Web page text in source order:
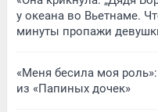
у океана во Вьетнаме.
минуты пропажи
«Меня бесила моя
из «Папиных дочек»